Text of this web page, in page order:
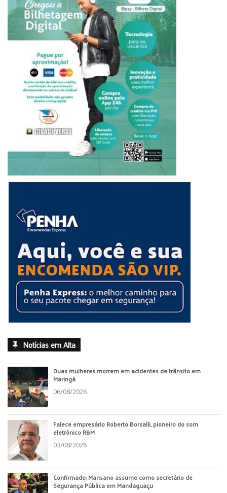
Notícias em Alta
Duas mulheres morrem em acidentes de trânsito em
Maringá
06/08/2026
Falece empresário Roberto Borsalli, pioneiro do som
eletrônico RBM
03/08/2026
Confirmado: Mansano assume como secretário de
Segurança Pública em Mandaguaçu